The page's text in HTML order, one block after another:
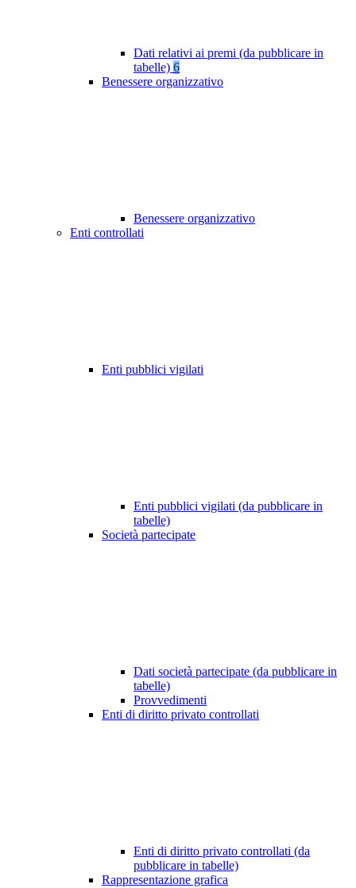
Dati relativi ai premi (da pubblicare in
tabelle) 6
Benessere organizzativo
Benessere organizzativo
Enti controllati
Enti pubblici vigilati
Enti pubblici vigilati (da pubblicare in
tabelle)
Società partecipate
Dati società partecipate (da pubblicare in
tabelle)
Provvedimenti
Enti di diritto privato controllati
Enti di diritto privato controllati (da
pubblicare in tabelle)
Rappresentazione grafica